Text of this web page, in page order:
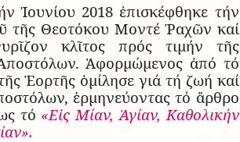
Ἰουνίου 2018 ἐπισκέφθηκε τήν
τῆς Θεοτόκου Μοντέ Ῥαχῶν καί
κλῖτος πρός τιμήν τῆς
Ἀφορμώμενος ἀπό τό
Ἑορτῆς ὁμίλησε γιά τή ζωή καί
ἑρμηνεύοντας τό ἄρθρο
τό «Εἰς Μίαν, Ἁγίαν, Καθολικήν